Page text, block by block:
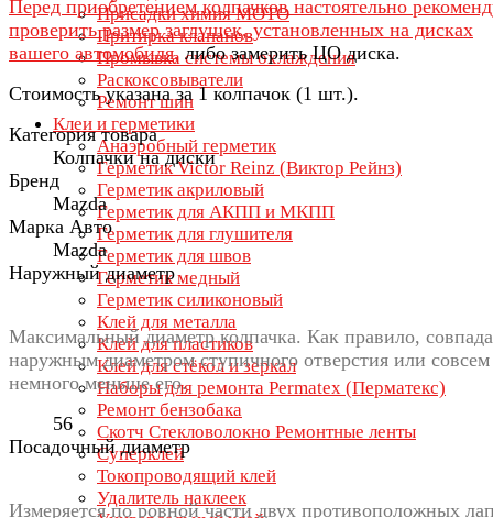
Присадки химия МОТО
Притирка клапанов
Промывка системы охлаждения
Раскоксовыватели
Ремонт шин
Клеи и герметики
Анаэробный герметик
Герметик Victor Reinz (Виктор Рейнз)
Герметик акриловый
Герметик для АКПП и МКПП
Герметик для глушителя
Герметик для швов
Герметик медный
Герметик силиконовый
Клей для металла
Клей для пластиков
Клей для стёкол и зеркал
Наборы для ремонта Permatex (Перматекс)
Ремонт бензобака
Скотч Стекловолокно Ремонтные ленты
Суперклей
Токопроводящий клей
Удалитель наклеек
Перед приобретением колпачков настоятельно
проверить размер заглушек, установленных на дисках
вашего автомобиля, либо замерить ЦО диска.
Стоимость указана за 1 колпачок (1 шт.).
Категория товара
Колпачки на диски
Бренд
Mazda
Марка Авто
Mazda
Наружный диаметр
Максимальный диаметр колпачка. Как правило,
наружным диаметром ступичного отверстия или совсем
немного меньше его.
56
Посадочный диаметр
Измеряется по ровной части двух противоположных